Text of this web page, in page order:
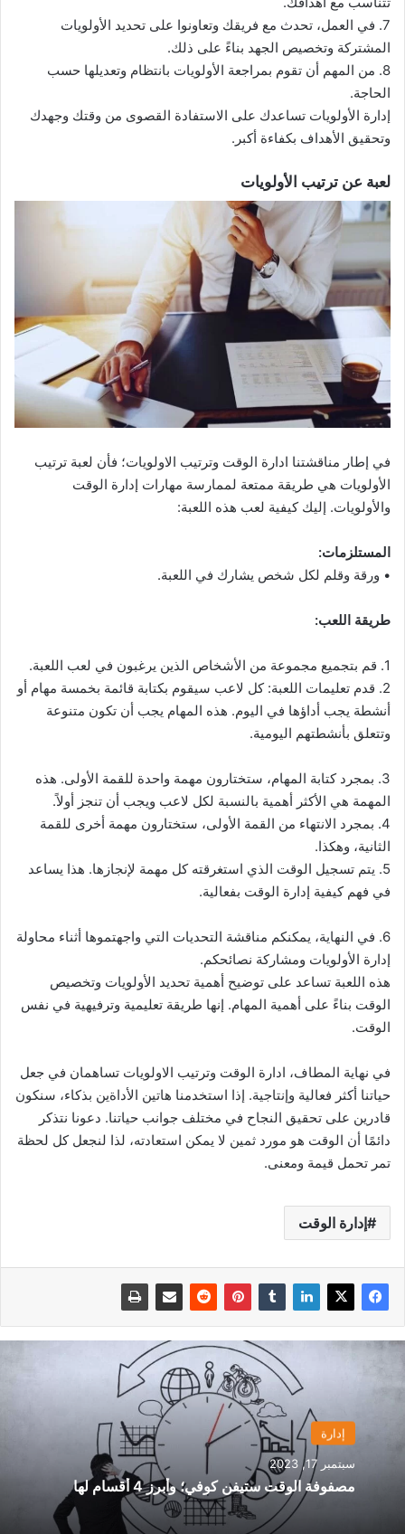
7. في العمل، تحدث مع فريقك وتعاونوا على تحديد الأولويات
المشتركة وتخصيص الجهد بناءً على ذلك.
8. من المهم أن تقوم بمراجعة الأولويات بانتظام وتعديلها حسب
الحاجة.
إدارة الأولويات تساعدك على الاستفادة القصوى من وقتك وجهدك
وتحقيق الأهداف بكفاءة أكبر.
لعبة عن ترتيب الأولويات
في إطار مناقشتنا ادارة الوقت وترتيب الاولويات؛ فأن لعبة ترتيب
الأولويات هي طريقة ممتعة لممارسة مهارات إدارة الوقت
والأولويات. إليك كيفية لعب هذه اللعبة:
المستلزمات:
• ورقة وقلم لكل شخص يشارك في اللعبة.
طريقة اللعب:
1. قم بتجميع مجموعة من الأشخاص الذين يرغبون في لعب اللعبة.
2. قدم تعليمات اللعبة: كل لاعب سيقوم بكتابة قائمة بخمسة مهام أو
أنشطة يجب أداؤها في اليوم. هذه المهام يجب أن تكون متنوعة
وتتعلق بأنشطتهم اليومية.
3. بمجرد كتابة المهام، ستختارون مهمة واحدة للقمة الأولى. هذه
المهمة هي الأكثر أهمية بالنسبة لكل لاعب ويجب أن تنجز أولاً.
4. بمجرد الانتهاء من القمة الأولى، ستختارون مهمة أخرى للقمة
الثانية، وهكذا.
5. يتم تسجيل الوقت الذي استغرقته كل مهمة لإنجازها. هذا يساعد
في فهم كيفية إدارة الوقت بفعالية.
6. في النهاية، يمكنكم مناقشة التحديات التي واجهتموها أثناء محاولة
إدارة الأولويات ومشاركة نصائحكم.
هذه اللعبة تساعد على توضيح أهمية تحديد الأولويات وتخصيص
الوقت بناءً على أهمية المهام. إنها طريقة تعليمية وترفيهية في نفس
الوقت.
في نهاية المطاف، ادارة الوقت وترتيب الاولويات تساهمان في جعل
حياتنا أكثر فعالية وإنتاجية. إذا استخدمنا هاتين الأداةين بذكاء، سنكون
قادرين على تحقيق النجاح في مختلف جوانب حياتنا. دعونا نتذكر
دائمًا أن الوقت هو مورد ثمين لا يمكن استعادته، لذا لنجعل كل لحظة
تمر تحمل قيمة ومعنى.
إدارة الوقت
إدارة
سبتمبر 17, 2023
مصفوفة الوقت ستيفن كوفي؛ وأبرز 4 أقسام لها